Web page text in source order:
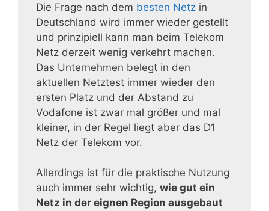
Die Frage nach dem besten Netz in
Deutschland wird immer wieder gestellt
und prinzipiell kann man beim Telekom
Netz derzeit wenig verkehrt machen.
Das Unternehmen belegt in den
aktuellen Netztest immer wieder den
ersten Platz und der Abstand zu
Vodafone ist zwar mal größer und mal
kleiner, in der Regel liegt aber das D1
Netz der Telekom vor.
Allerdings ist für die praktische Nutzung
auch immer sehr wichtig, wie gut ein
Netz in der eignen Region ausgebaut